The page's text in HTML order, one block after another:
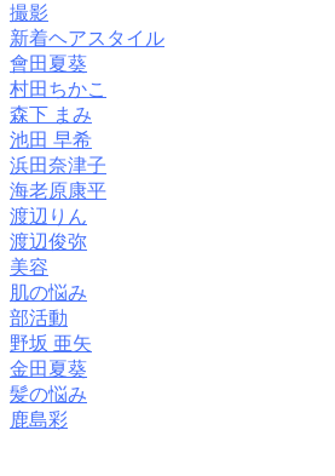
撮影
新着ヘアスタイル
會田夏葵
村田ちかこ
森下 まみ
池田 早希
浜田奈津子
海老原康平
渡辺りん
渡辺俊弥
美容
肌の悩み
部活動
野坂 亜矢
金田夏葵
髪の悩み
鹿島彩